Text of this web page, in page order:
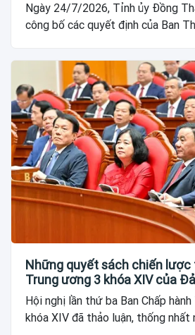
Ngày 24/7/2026, Tỉnh ủy Đồng
công bố các quyết định của Ban
Những quyết sách chiến lược
Trung ương 3 khóa XIV của
Hội nghị lần thứ ba Ban Chấp
khóa XIV đã thảo luận, thống nhất